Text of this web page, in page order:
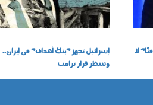
لا
إسرائيل تجهز "بنك أهداف" في إيران..
وتنتظر قرار ترامب